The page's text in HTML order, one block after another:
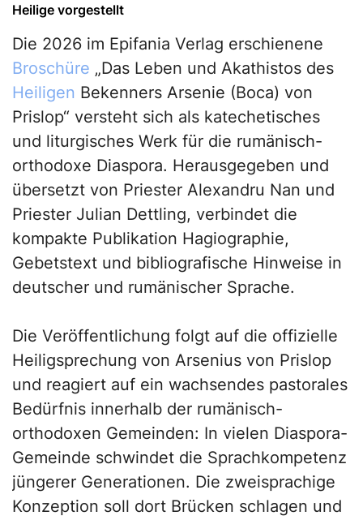
Heilige vorgestellt
Die 2026 im Epifania Verlag erschienene
Broschüre „Das Leben und Akathistos des
Heiligen Bekenners Arsenie (Boca) von
Prislop“ versteht sich als katechetisches
und liturgisches Werk für die rumänisch-
orthodoxe Diaspora. Herausgegeben und
übersetzt von Priester Alexandru Nan und
Priester Julian Dettling, verbindet die
kompakte Publikation Hagiographie,
Gebetstext und bibliografische Hinweise in
deutscher und rumänischer Sprache.
Die Veröffentlichung folgt auf die offizielle
Heiligsprechung von Arsenius von Prislop
und reagiert auf ein wachsendes pastorales
Bedürfnis innerhalb der rumänisch-
orthodoxen Gemeinden: In vielen Diaspora-
Gemeinde schwindet die Sprachkompetenz
jüngerer Generationen. Die zweisprachige
Konzeption soll dort Brücken schlagen und